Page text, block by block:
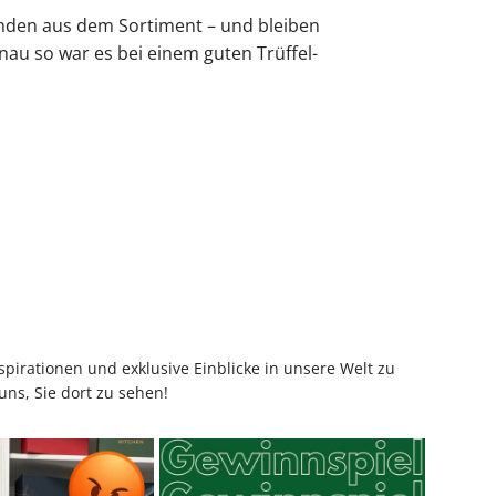
aus dem Sortiment – und bleiben
so war es bei einem guten Trüffel-
und exklusive Einblicke in unsere Welt zu
Sie dort zu sehen!